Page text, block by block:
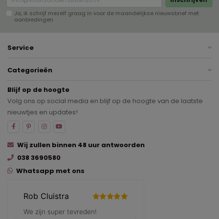
Ja, ik schrijf mezelf graag in voor de maandelijkse nieuwsbrief met
aanbiedingen
Service
Categorieën
Blijf op de hoogte
Volg ons op social media en blijf op de hoogte van de laatste
nieuwtjes en updates!
Wij zullen binnen 48 uur antwoorden
038 3690580
Whatsapp met ons